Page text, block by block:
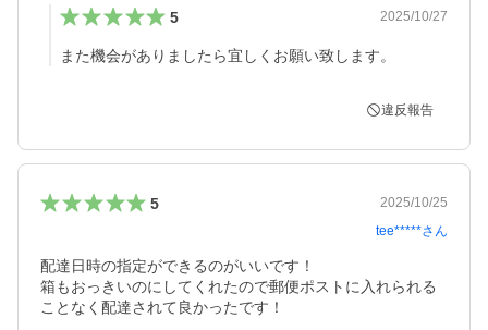
5 2025/10/27
また機会がありましたら宜しくお願い致します。
違反報告
5
2025/10/25
tee*****さん
配達日時の指定ができるのがいいです！
箱もおっきいのにしてくれたので郵便ポストに入れられる
ことなく配達されて良かったです！